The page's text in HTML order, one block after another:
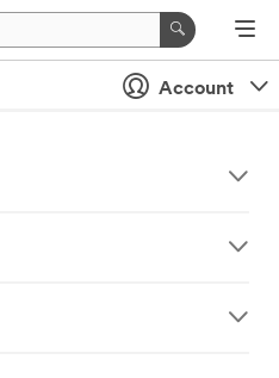
Account